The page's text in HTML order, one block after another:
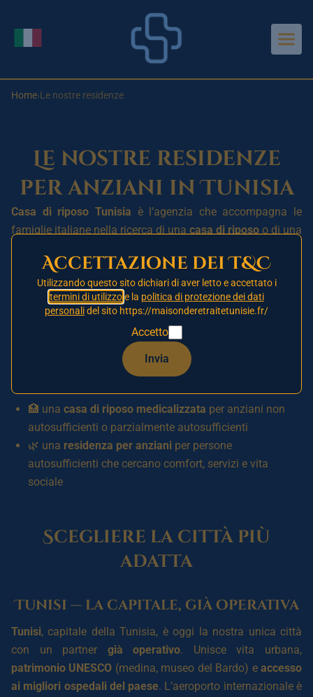
Cambia lingua
Home›Le nostre residenze
Le nostre residenze
per anziani in Tunisia
Casa di riposo Tunisia è l’agenzia che accompagna le
famiglie italiane nella ricerca di una casa di riposo o di una
Oggi lavoriamo conun partner già operativo a Tunisi
capitale. Le altre cinque città —Hammamet,Sousse
Monastir,DjerbaeBizerte— sonoin progetto per il 2026
non sono ancora aperte. Preferiamo dirvelo con chiarezza:
vi proponiamo solo ciò che è realmente disponibile.
Su ogni città trovate due tipi di soluzione:
🏥 una casa di riposo medicalizzata per anziani non
autosufficienti o parzialmente autosufficienti
🌿 una residenza per anziani per persone
autosufficienti che cercano comfort, servizi e vita
sociale
Scegliere la città più
adatta
Tunisi — la capitale, già operativa
Tunisi, capitale della Tunisia, è oggi la nostra unica città
con un partner già operativo. Unisce vita urbana,
patrimonio UNESCO (medina, museo del Bardo) eaccesso
ai migliori ospedali del paese. L’aeroporto internazionale è
Accettazione dei T&C
Utilizzando questo sito dichiari di aver letto e accettato i
termini di utilizzoe la politica di protezione dei dati
personalidel sito https://maisonderetraitetunisie.fr/
Accetto
Invia